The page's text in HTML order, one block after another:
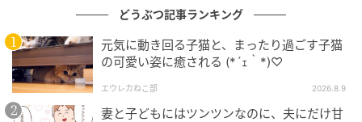
どうぶつ記事ランキング
元気に動き回る子猫と、まったり過ごす子猫
の可愛い姿に癒される (*´ｪ｀*)♡
エウレカねこ部 2026.8.9
妻と子どもにはツンツンなのに、夫にだけ甘